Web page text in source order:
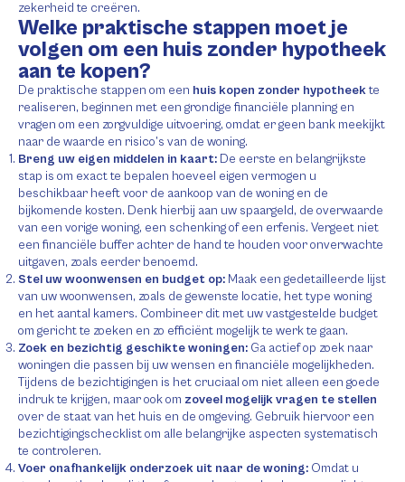
zekerheid te creëren.
Welke praktische stappen moet je
volgen om een huis zonder hypotheek
aan te kopen?
De praktische stappen om een huis kopen zonder hypotheekte
realiseren, beginnen met een grondige financiële planning en
vragen om een zorgvuldige uitvoering, omdat er geen bank meekijkt
naar de waarde en risico’s van de woning.
Breng uw eigen middelen in kaart: De eerste en belangrijkste
stap is om exact te bepalen hoeveel eigen vermogen u
beschikbaar heeft voor de aankoop van de woning en de
bijkomende kosten. Denk hierbij aan uw spaargeld, de overwaarde
van een vorige woning, een schenking of een erfenis. Vergeet niet
een financiële buffer achter de hand te houden voor onverwachte
uitgaven, zoals eerder benoemd.
Stel uw woonwensen en budget op: Maak een gedetailleerde lijst
van uw woonwensen, zoals de gewenste locatie, het type woning
en het aantal kamers. Combineer dit met uw vastgestelde budget
om gericht te zoeken en zo efficiënt mogelijk te werk te gaan.
Zoek en bezichtig geschikte woningen: Ga actief op zoek naar
woningen die passen bij uw wensen en financiële mogelijkheden.
Tijdens de bezichtigingen is het cruciaal om niet alleen een goede
indruk te krijgen, maar ook om zoveel mogelijk vragen te stellen
over de staat van het huis en de omgeving. Gebruik hiervoor een
bezichtigingschecklist om alle belangrijke aspecten systematisch
te controleren.
Voer onafhankelijk onderzoek uit naar de woning: Omdat u